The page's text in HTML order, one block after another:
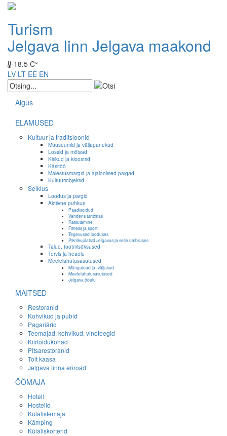
Turism
Jelgava linn Jelgava maakond
18.5 C°
LV LT EE EN
Algus
ELAMUSED
Kultuur ja traditsioonid
Muuseumid ja väljapanekud
Lossid ja mõisad
Kirikud ja kloostrid
Käsitöö
Mälestusmärgid ja ajaloolised paigad
Kultuuriobjektid
Seiklus
Loodus ja pargid
Aktiivne puhkus
Paadisõidud
Vandens turizmas
Ratsutamine
Fitness ja sport
Tegevused looduses
Piknikuplatsid Jelgavas ja selle ümbruses
Talud, tootmisüksused
Tervis ja heaolu
Meelelahutusasutused
Mängutoad ja -väljakud
Meelelahutusasutused
Jelgava ööelu
MAITSED
Restoranid
Kohvikud ja pubid
Pagariärid
Teemajad, kohvikud, vinoteegid
Kiirtoidukohad
Pitsarestoranid
Toit kaasa
Jelgava linna eriroad
ÖÖMAJA
Hotell
Hostelid
Külalistemaja
Kämping
Külaliskorterid